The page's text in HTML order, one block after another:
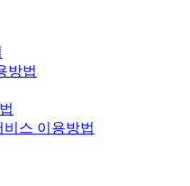
방법
비스 이용방법